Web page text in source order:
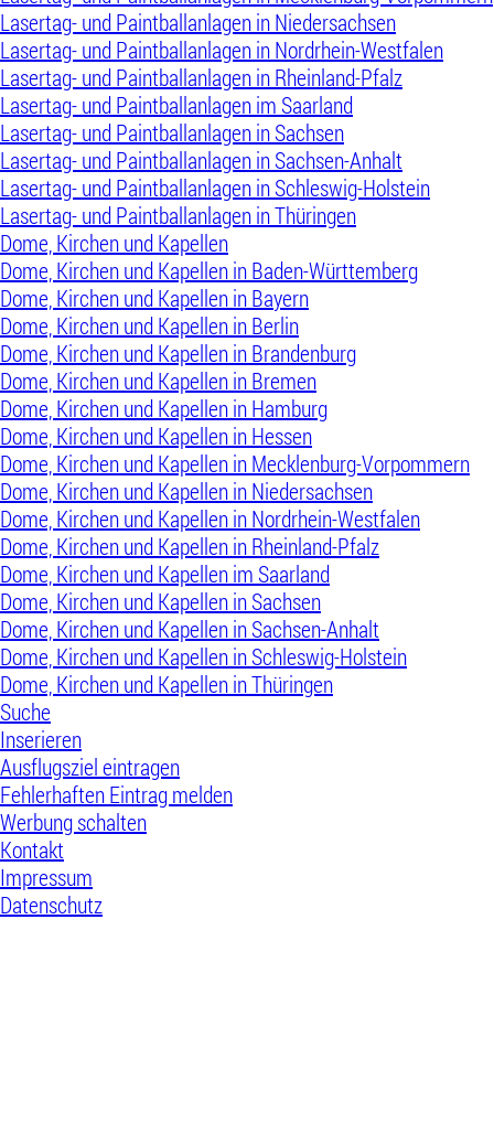
Lasertag- und Paintballanlagen in Niedersachsen
Lasertag- und Paintballanlagen in Nordrhein-Westfalen
Lasertag- und Paintballanlagen in Rheinland-Pfalz
Lasertag- und Paintballanlagen im Saarland
Lasertag- und Paintballanlagen in Sachsen
Lasertag- und Paintballanlagen in Sachsen-Anhalt
Lasertag- und Paintballanlagen in Schleswig-Holstein
Lasertag- und Paintballanlagen in Thüringen
Dome, Kirchen und Kapellen
Dome, Kirchen und Kapellen in Baden-Württemberg
Dome, Kirchen und Kapellen in Bayern
Dome, Kirchen und Kapellen in Berlin
Dome, Kirchen und Kapellen in Brandenburg
Dome, Kirchen und Kapellen in Bremen
Dome, Kirchen und Kapellen in Hamburg
Dome, Kirchen und Kapellen in Hessen
Dome, Kirchen und Kapellen in Mecklenburg-Vorpommern
Dome, Kirchen und Kapellen in Niedersachsen
Dome, Kirchen und Kapellen in Nordrhein-Westfalen
Dome, Kirchen und Kapellen in Rheinland-Pfalz
Dome, Kirchen und Kapellen im Saarland
Dome, Kirchen und Kapellen in Sachsen
Dome, Kirchen und Kapellen in Sachsen-Anhalt
Dome, Kirchen und Kapellen in Schleswig-Holstein
Dome, Kirchen und Kapellen in Thüringen
Suche
Inserieren
Ausflugsziel eintragen
Fehlerhaften Eintrag melden
Werbung schalten
Kontakt
Impressum
Datenschutz